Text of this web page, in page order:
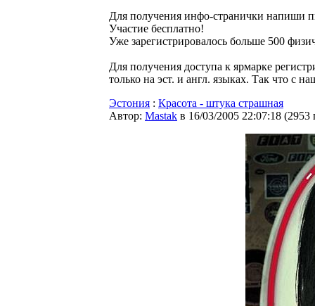
Для получения инфо-странички напиши
Участие бесплатно!
Уже зарегистрировалось больше 500
Для получения доступа к ярмарке
только на эст. и англ. языках. Так что с
Эстония : Красота - штука страшная
Автор: Мastak в 16/03/2005 22:07:18 (2953